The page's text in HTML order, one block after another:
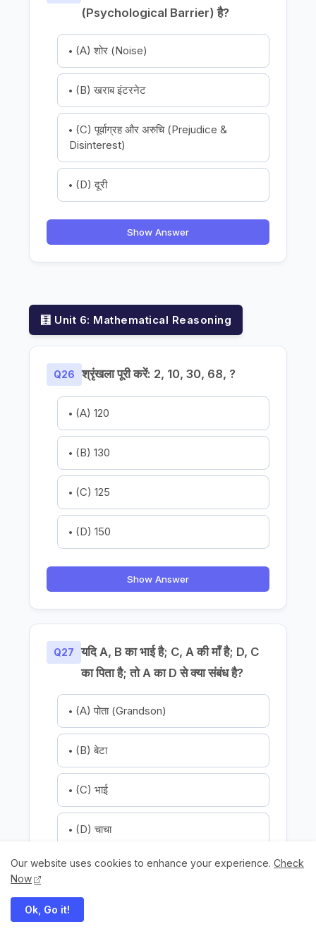
(Psychological Barrier) है?
(A) शोर (Noise)
(B) खराब इंटरनेट
(C) पूर्वाग्रह और अरुचि (Prejudice &
Disinterest)
(D) दूरी
Show Answer
🧮 Unit 6: Mathematical Reasoning
Q26 श्रृंखला पूरी करें: 2, 10, 30, 68, ?
(A) 120
(B) 130
(C) 125
(D) 150
Show Answer
Q27
यदि A, B का भाई है; C, A की माँ है; D, C
का पिता है; तो A का D से क्या संबंध है?
(A) पोता (Grandson)
(B) बेटा
(C) भाई
(D) चाचा
Our website uses cookies to enhance your experience. Check
Now
Ok, Go it!